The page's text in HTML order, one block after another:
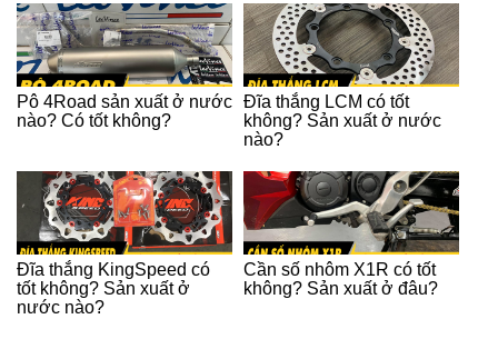
Pô 4Road sản xuất ở nước
nào? Có tốt không?
Đĩa thắng LCM có tốt
không? Sản xuất ở nước
nào?
Đĩa thắng KingSpeed có
tốt không? Sản xuất ở
nước nào?
Cần số nhôm X1R có tốt
không? Sản xuất ở đâu?